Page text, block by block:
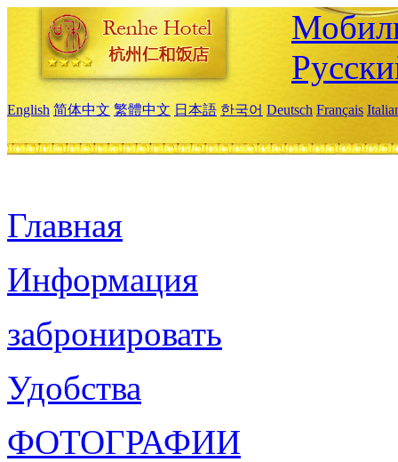
English 简体中文 繁體中文 日本語 한국어 Deutsch Français
Главная
Информация
забронировать
Удобства
ФОТОГРАФИИ